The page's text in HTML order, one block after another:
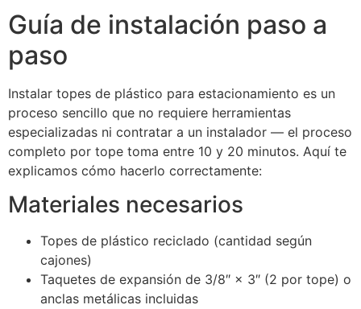
Guía de instalación paso a
paso
Instalar topes de plástico para estacionamiento es un
proceso sencillo que no requiere herramientas
especializadas ni contratar a un instalador — el proceso
completo por tope toma entre 10 y 20 minutos. Aquí te
explicamos cómo hacerlo correctamente:
Materiales necesarios
Topes de plástico reciclado (cantidad según
cajones)
Taquetes de expansión de 3/8″ × 3″ (2 por tope) o
anclas metálicas incluidas